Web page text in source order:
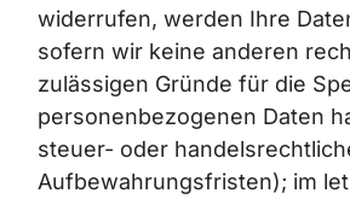
widerrufen, werden Ihre
sofern wir keine anderen
zulässigen Gründe für die
personenbezogenen Daten
steuer- oder
Aufbewahrungsfristen); im